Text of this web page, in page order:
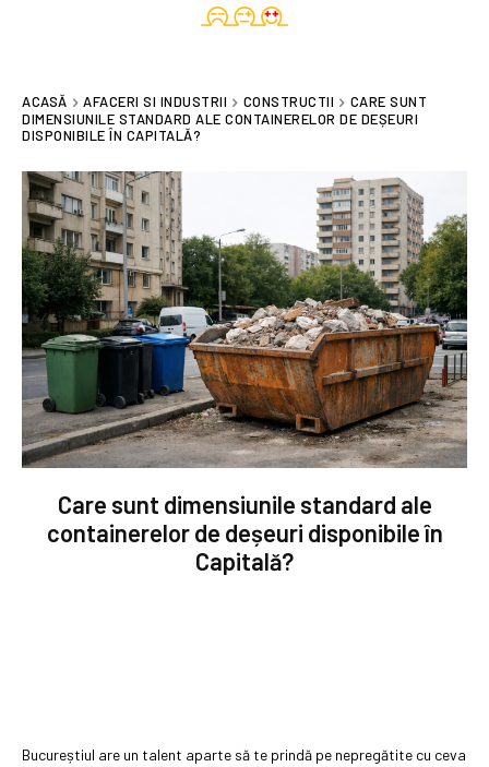
ACASĂ AFACERI SI INDUSTRII CONSTRUCTII
CARE SUNT
DIMENSIUNILE STANDARD ALE CONTAINERELOR DE DEȘEURI
DISPONIBILE ÎN CAPITALĂ?
Care sunt dimensiunile standard ale
containerelor de deșeuri disponibile în
Capitală?
Bucureștiul are un talent aparte să te prindă pe nepregătite cu ceva